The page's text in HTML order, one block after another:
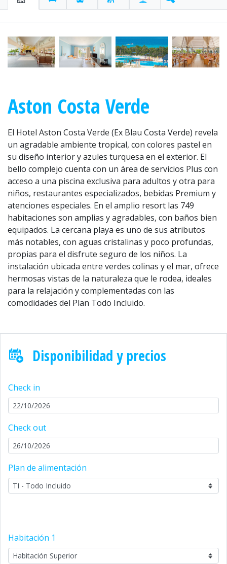
Aston Costa Verde
El Hotel Aston Costa Verde (Ex Blau Costa Verde) revela
un agradable ambiente tropical, con colores pastel en
su diseño interior y azules turquesa en el exterior. El
bello complejo cuenta con un área de servicios Plus con
acceso a una piscina exclusiva para adultos y otra para
niños, restaurantes especializados, bebidas Premium y
atenciones especiales. En el amplio resort las 749
habitaciones son amplias y agradables, con baños bien
equipados. La cercana playa es uno de sus atributos
más notables, con aguas cristalinas y poco profundas,
propias para el disfrute seguro de los niños. La
instalación ubicada entre verdes colinas y el mar, ofrece
hermosas vistas de la naturaleza que le rodea, ideales
para la relajación y complementadas con las
comodidades del Plan Todo Incluido.
Disponibilidad y precios
Check in
Check out
Plan de alimentación
Habitación 1